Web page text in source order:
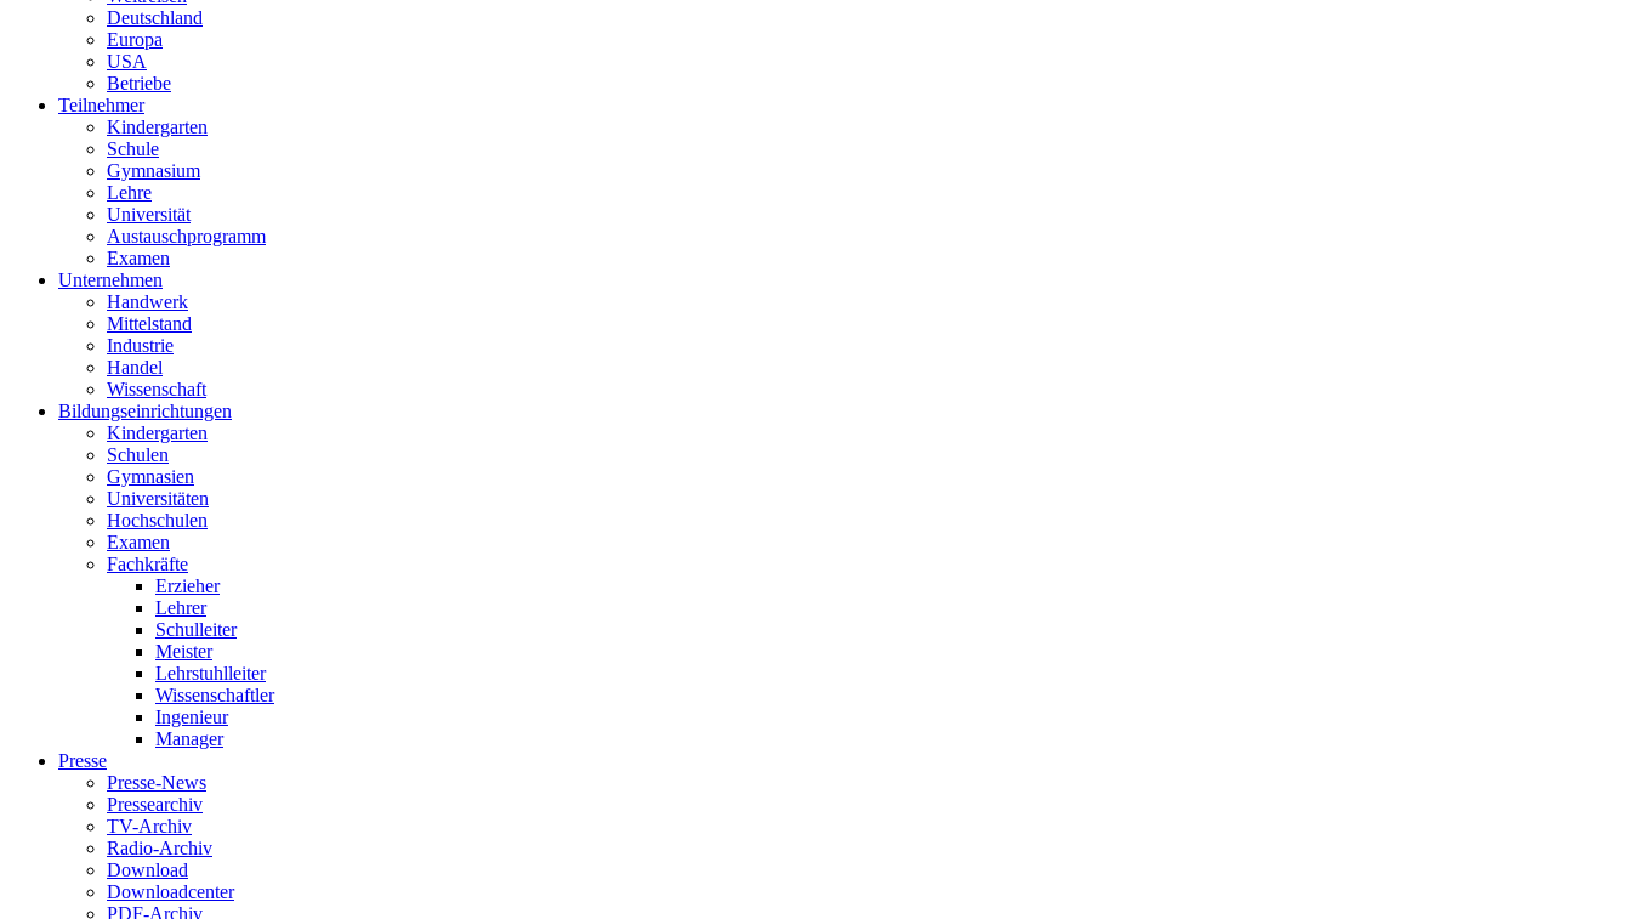
Deutschland
Europa
USA
Betriebe
Teilnehmer
Kindergarten
Schule
Gymnasium
Lehre
Universität
Austauschprogramm
Examen
Unternehmen
Handwerk
Mittelstand
Industrie
Handel
Wissenschaft
Bildungseinrichtungen
Kindergarten
Schulen
Gymnasien
Universitäten
Hochschulen
Examen
Fachkräfte
Erzieher
Lehrer
Schulleiter
Meister
Lehrstuhlleiter
Wissenschaftler
Ingenieur
Manager
Presse
Presse-News
Pressearchiv
TV-Archiv
Radio-Archiv
Download
Downloadcenter
PDF-Archiv